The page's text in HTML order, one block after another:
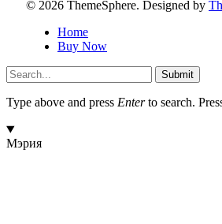
© 2026 ThemeSphere. Designed by
Home
Buy Now
Submit
Type above and press Enterto search.
Мэрия